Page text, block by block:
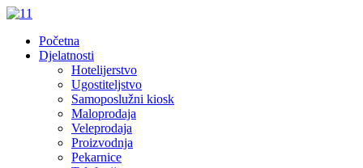
Početna
Djelatnosti
Hotelijerstvo
Ugostiteljstvo
Samoposlužni kiosk
Maloprodaja
Veleprodaja
Proizvodnja
Pekarnice